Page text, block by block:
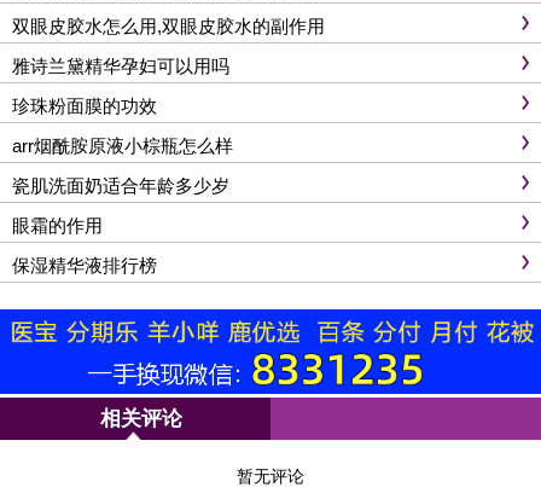
双眼皮胶水怎么用,双眼皮胶水的副作用
雅诗兰黛精华孕妇可以用吗
珍珠粉面膜的功效
arr烟酰胺原液小棕瓶怎么样
瓷肌洗面奶适合年龄多少岁
眼霜的作用
保湿精华液排行榜
相关评论
暂无评论